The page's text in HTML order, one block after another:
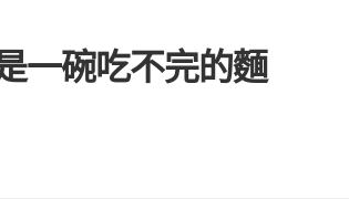
一碗吃不完的麵